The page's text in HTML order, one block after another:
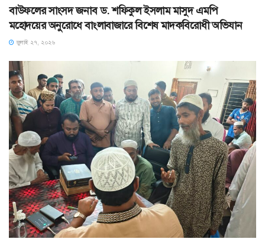
বাউফলের সাংসদ জনাব ড. শফিকুল ইসলাম মাসুদ এমপি
মহোদয়ের অনুরোধে বাংলাবাজারে বিশেষ মাদকবিরোধী অভিযান
জুলাই ২৭, ২০২৬